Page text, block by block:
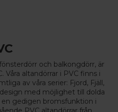
och balkongdörr, är
Våra altandörrar i PVC finns i
av våra serier: Fjord, Fjäll,
med möjlighet till dolda
en gedigen bromsfunktion i